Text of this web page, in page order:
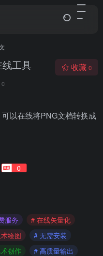
工具
0
收藏 0
以在线将PNG文档转换成
0
服务
# 在线矢量化
绘图
# 无需安装
创作 # 高质量输出